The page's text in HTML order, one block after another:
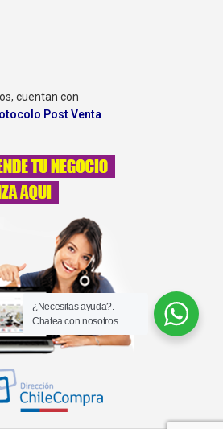
cuentan con
Post Venta
¿Necesitas ayuda?.
Chatea con nosotros